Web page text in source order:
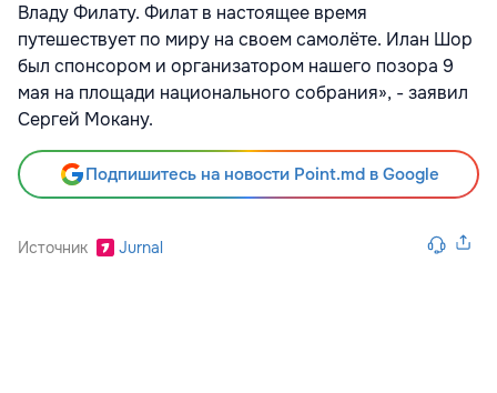
Владу Филату. Филат в настоящее время
путешествует по миру на своем самолёте. Илан Шор
был спонсором и организатором нашего позора 9
мая на площади национального собрания», - заявил
Сергей Мокану.
Подпишитесь на новости Point.md в Google
Источник Jurnal